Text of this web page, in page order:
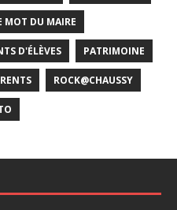
MOT DU MAIRE
D'ÉLÈVES PATRIMOINE
ROCK@CHAUSSY